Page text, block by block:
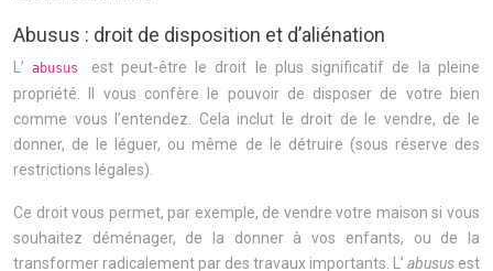
Abusus : droit de disposition et d’aliénation
L’abusus
est peut-être le droit le plus significatif de la pleine
propriété. Il vous confère le pouvoir de disposer de votre bien
comme vous l’entendez. Cela inclut le droit de le vendre, de le
donner, de le léguer, ou même de le détruire (sous réserve des
restrictions légales).
Ce droit vous permet, par exemple, de vendre votre maison si vous
souhaitez déménager, de la donner à vos enfants, ou de la
transformer radicalement par des travaux importants. L’ abusus est